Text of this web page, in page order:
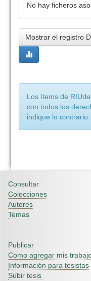
No hay ficheros
Mostrar el registro
Los ítems de
con todos los
indique lo contrario.
Consultar
Colecciones
Autores
Temas
Publicar
Como agregar mis
Información para tesistas
Subir tesis